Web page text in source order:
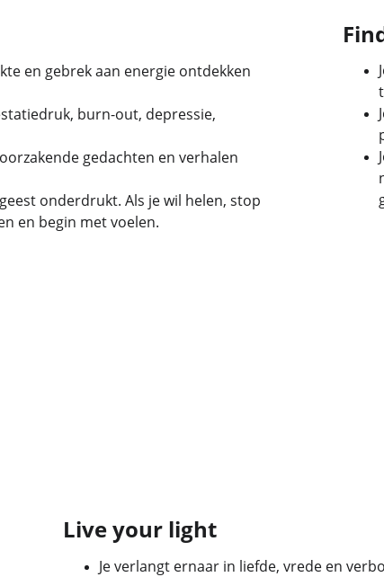
en gebrek aan energie ontdekken
burn-out, depressie,
gedachten en verhalen
onderdrukt. Als je wil helen, stop
en begin met voelen.
Live your light
Je verlangt ernaar in liefde, vrede en